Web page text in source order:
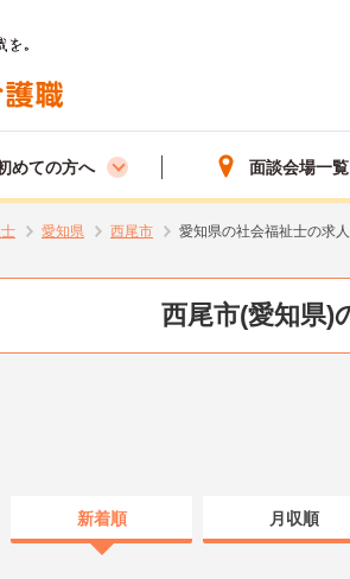
めての方へ 面談会場一覧
愛知県 西尾市 愛知県の社会福祉士の求
西尾市(愛知県)
新着順 月収順